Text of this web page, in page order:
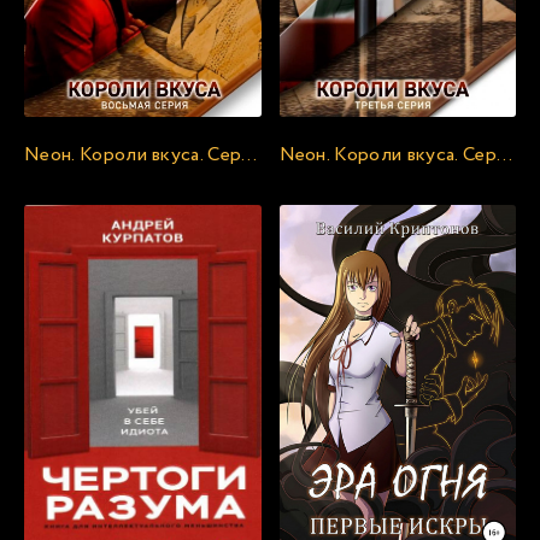
22
23
25
26
30
32
Neон. Короли вкуса. Серия 8 - Василий Криптонов Neон. Короли вкуса. Серия 3 - Василий Криптонов